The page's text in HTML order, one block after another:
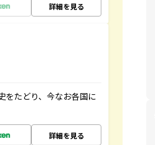
詳細を見る
をたどり、今なお各国に
詳細を見る